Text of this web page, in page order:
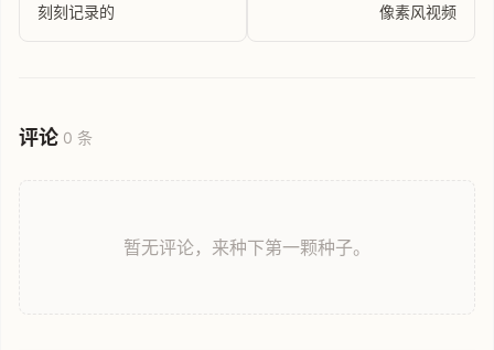
刻刻记录的
像素风视频
评论 0 条
暂无评论，来种下第一颗种子。